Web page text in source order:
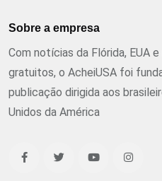
Sobre a empresa
Com notícias da Flórida, EUA
gratuitos, o AcheiUSA foi
publicação dirigida aos
Unidos da América